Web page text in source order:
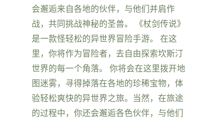
会邂逅来自各地的伙伴，与他们并肩作
战，共同挑战神秘的圣兽。 《杖剑传说》
是一款怪轻松的异世界冒险手游。 在这
里，你将作为冒险者，去自由探索坎斯汀
世界的每一个角落。 你将会在这里拨开地
图迷雾，寻得掉落在各地的珍稀宝物，体
验轻松爽快的异世界之旅。当然，在旅途
的过程中，你还会邂逅各色伙伴，与他们